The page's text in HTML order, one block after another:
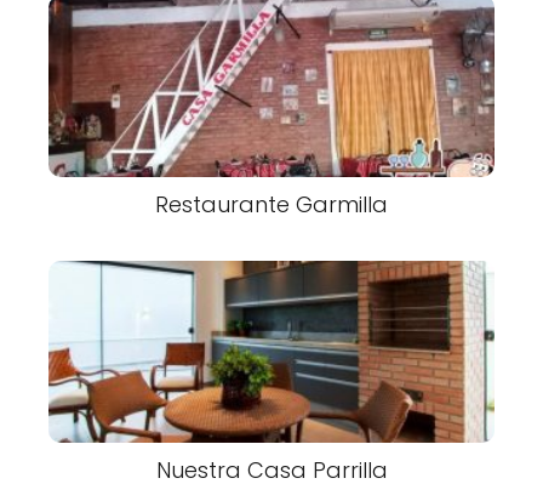
Restaurante Garmilla
Nuestra Casa Parrilla